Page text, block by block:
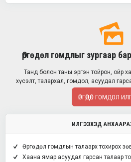
Өргөдөл гомдлыг зургаар
Танд болон таны эргэн тойрон, ойр
хүсэлт, талархал, гомдол, асуудал
ӨРГӨДӨЛ ГОМДОЛ
ИЛГЭЭХЭД
Өргөдөл гомдлын талаарх тохирох
Хаана ямар асуудал гарсан талаар